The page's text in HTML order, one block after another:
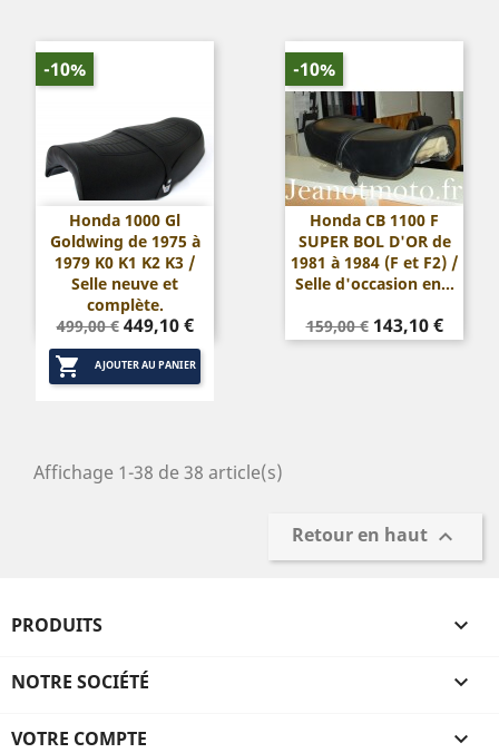
Honda 1000 Gl
Goldwing de 1975 à
1979 K0 K1 K2 K3 /
Selle neuve et
complète.
Prix
de
base
499,00 € Prix
449,10 €
 AJOUTER AU PANIER
-10%
Honda CB 1100 F
SUPER BOL D'OR de
1981 à 1984 (F et F2) /
Selle d'occasion en...
Prix
de
159,00 € Prix
143,10 €
-10%
Affichage 1-38 de 38 article(s)
Retour en haut 
PRODUITS 
NOTRE SOCIÉTÉ 
VOTRE COMPTE 